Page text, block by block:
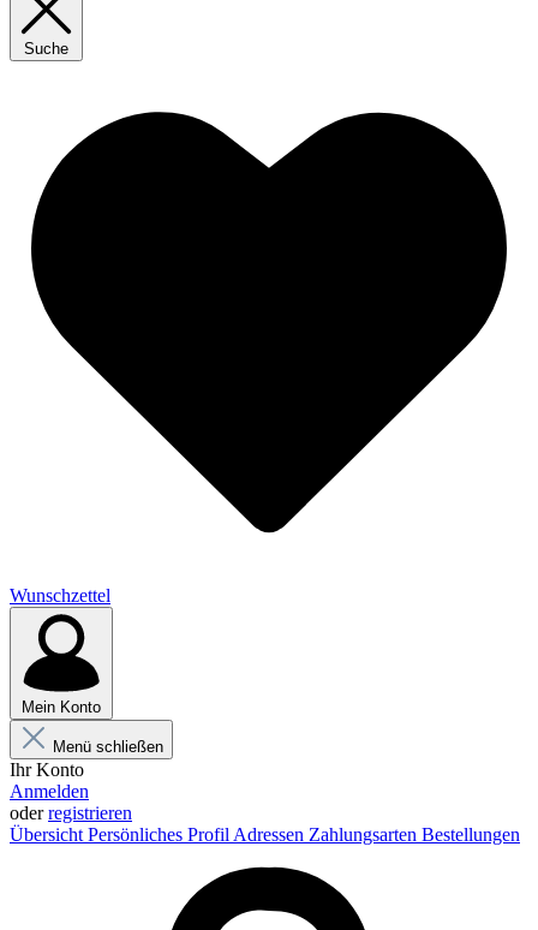
Suche
Wunschzettel
Mein Konto
Menü schließen
Ihr Konto
Anmelden
oderregistrieren
Übersicht Persönliches Profil Adressen Zahlungsarten Bestellungen